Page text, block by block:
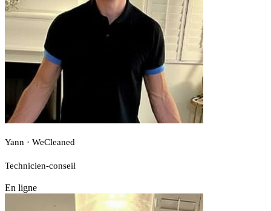
Yann · WeCleaned
Technicien-conseil
En ligne